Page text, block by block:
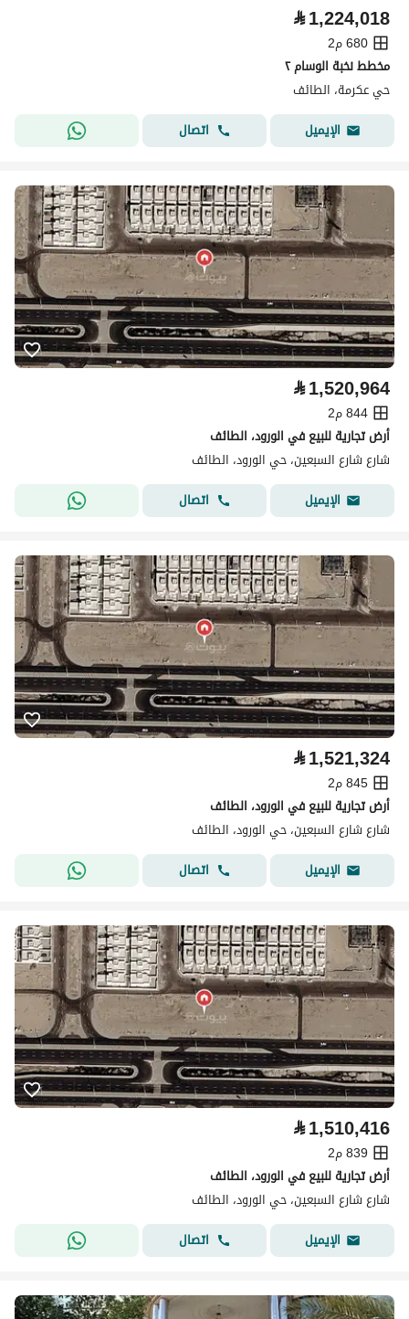
⃁1,224,018
680 م2
مخطط نخبة الوسام ٢
حي عكرمة، الطائف
الإيميل
اتصال
⃁1,520,964
844 م2
أرض تجارية للبيع في الورود، الطائف
شارع شارع السبعين، حي الورود، الطائف
الإيميل
اتصال
⃁1,521,324
845 م2
أرض تجارية للبيع في الورود، الطائف
شارع شارع السبعين، حي الورود، الطائف
الإيميل
اتصال
⃁1,510,416
839 م2
أرض تجارية للبيع في الورود، الطائف
شارع شارع السبعين، حي الورود، الطائف
الإيميل
اتصال